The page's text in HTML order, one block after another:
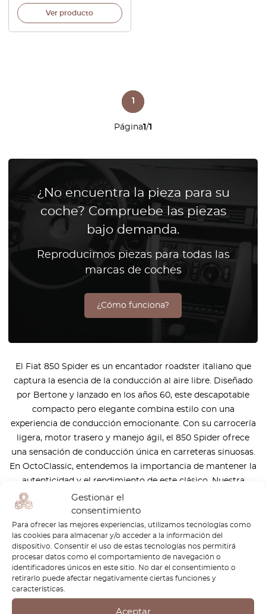
Gestionar el
consentimiento
Para ofrecer las mejores experiencias, utilizamos tecnologías como
las cookies para almacenar y/o acceder a la información del
dispositivo. Consentir el uso de estas tecnologías nos permitirá
procesar datos como el comportamiento de navegación o
identificadores únicos en este sitio. No dar el consentimiento o
retirarlo puede afectar negativamente ciertas funciones y
características.
Aceptar
Ver producto
Página1/1
1
¿No encuentra la pieza para su
coche? Compruebe las piezas
bajo demanda.
Reproducimos piezas para todas las
marcas de coches
¿Cómo funciona?
El Fiat 850 Spider es un encantador roadster italiano que
captura la esencia de la conducción al aire libre. Diseñado
por Bertone y lanzado en los años 60, este descapotable
compacto pero elegante combina estilo con una
experiencia de conducción emocionante. Con su carrocería
ligera, motor trasero y manejo ágil, el 850 Spider ofrece
una sensación de conducción única en carreteras sinuosas.
En OctoClassic, entendemos la importancia de mantener la
autenticidad y el rendimiento de este clásico. Nuestra
selección de piezas de repuesto de alta calidad garantiza
que tu Fiat 850 Spider se mantenga en perfectas
condiciones, ya sea para restauración, reparación o mejora.
Conserva su legado con componentes de precisión que
mantienen su belleza y funcionalidad. Confía en OctoClassic
para las mejores piezas y asegúrate de que tu Fiat 850
Spider siga en la carretera durante muchos años más.